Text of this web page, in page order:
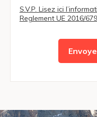
S.V.P. Lisez ici
Reglement UE 2016/679